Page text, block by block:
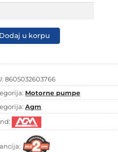
Dodaj u korpu
8605032603766
Motorne pumpe
Agm